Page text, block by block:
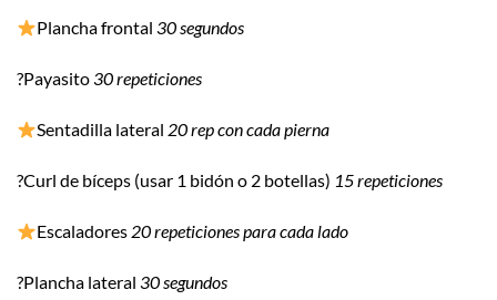
Plancha frontal30 segundos
?Payasito30 repeticiones
Sentadilla lateral 20 rep con cada pierna
?Curl de bíceps (usar 1 bidón o 2 botellas) 15 repeticiones
Escaladores 20 repeticiones para cada lado
?Plancha lateral 30 segundos